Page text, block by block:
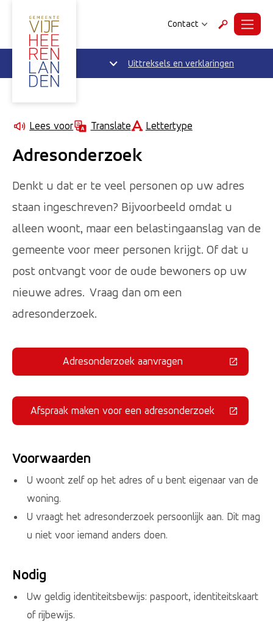
Contact ZoekenMenu
Uittreksels en verklaringen
Lees voor Translate Lettertype
Adresonderzoek
Denkt u dat er te veel personen op uw adres
staan ingeschreven? Bijvoorbeeld omdat u
alleen woont, maar een belastingaanslag van de
gemeente voor meer personen krijgt. Of dat u
post ontvangt voor de oude bewoners op uw
nieuwe adres. Vraag dan om een
adresonderzoek.
Adresonderzoek aanvragen(Deze link gaat naar een externe
Afspraak maken voor een adresonderzoek
(Deze link gaat naar een externe
Voorwaarden
U woont zelf op het adres of u bent eigenaar van de
woning.
U vraagt het adresonderzoek persoonlijk aan. Dit mag
u niet voor iemand anders doen.
Nodig
Uw geldig identiteitsbewijs: paspoort, identiteitskaart
of rijbewijs.